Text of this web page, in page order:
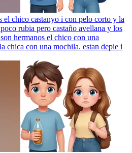
el chico castanyo i con pelo corto y la
rubia pero castaño avellana y los
hermanos el chico con una
chica con una mochila. estan depie i